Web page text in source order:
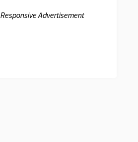
Responsive Advertisement